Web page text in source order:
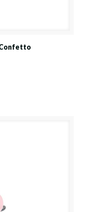
Confetto